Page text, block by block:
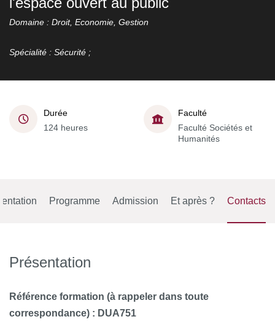
Domaine : Droit, Economie, Gestion
Spécialité : Sécurité ;
Durée
124 heures
Faculté
Faculté Sociétés et
Humanités
Programme Admission Et après ? Contacts
Présentation
Référence formation (à rappeler dans toute
correspondance) : DUA751